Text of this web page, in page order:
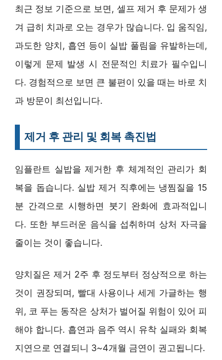
최근 정보 기준으로 보면, 셀프 제거 후 문제가 생
겨 급히 치과로 오는 경우가 많습니다. 입 움직임,
과도한 양치, 흡연 등이 실밥 풀림을 유발하는데,
이렇게 문제 발생 시 전문적인 치료가 필수입니
다. 경험적으로 보면 큰 불편이 있을 때는 바로 치
과 방문이 최선입니다.
제거 후 관리 및 회복 촉진법
임플란트 실밥을 제거한 후 체계적인 관리가 회
복을 돕습니다. 실밥 제거 직후에는 냉찜질을 15
분 간격으로 시행하면 붓기 완화에 효과적입니
다. 또한 부드러운 음식을 섭취하며 상처 자극을
줄이는 것이 좋습니다.
양치질은 제거 2주 후 정도부터 정상적으로 하는
것이 권장되며, 빨대 사용이나 세게 가글하는 행
위, 코 푸는 동작은 상처가 벌어질 위험이 있어 피
해야 합니다. 흡연과 음주 역시 유착 실패와 회복
지연으로 연결되니 3~4개월 금연이 권고됩니다.